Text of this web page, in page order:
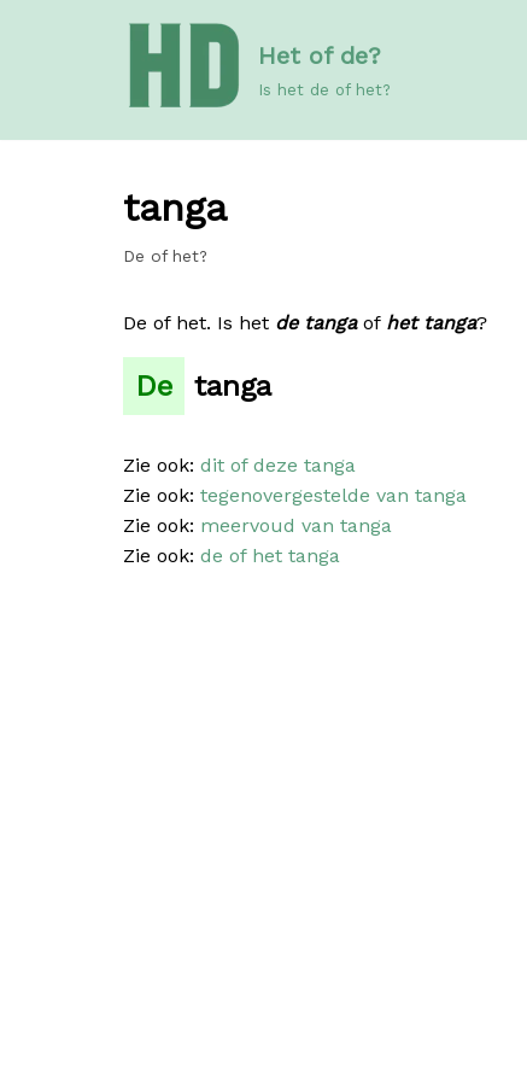
Het of de?
Is het de of het?
tanga
De of het?
De of het. Is het de tangaof het tanga?
De tanga
Zie ook: dit of deze tanga
Zie ook: tegenovergestelde van tanga
Zie ook: meervoud van tanga
Zie ook: de of het tanga